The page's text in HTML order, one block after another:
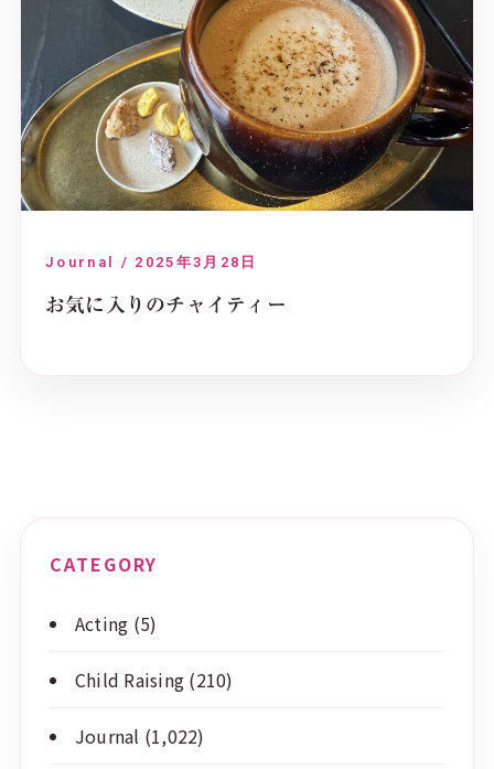
Journal / 2025年3月28日
お気に入りのチャイティー
CATEGORY
Acting (5)
Child Raising (210)
Journal (1,022)